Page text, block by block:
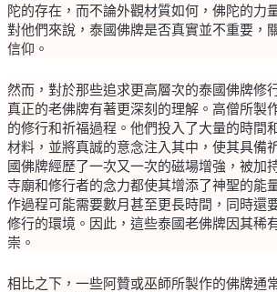
陀的存在，而不論外觀材質如何，佛陀的力
對他們來說，泰國佛牌是否真實並不重要，
信仰。
然而，對於那些追求更高層次的泰國佛牌修
真正的老佛牌有著更深刻的理解。高僧所製
的修行和祈福過程。他們投入了大量的時間
材料，並將真誠的意念注入其中，使其具備
國佛牌經歷了一次又一次的磁場增強，被加
寺廟和修行者的念力都使其增添了神聖的能
作過程可能需要數月甚至更長時間，同時還
修行的環境。因此，這些泰國老佛牌因其稀
崇。
相比之下，一些阿贊或巫師所製作的佛牌通